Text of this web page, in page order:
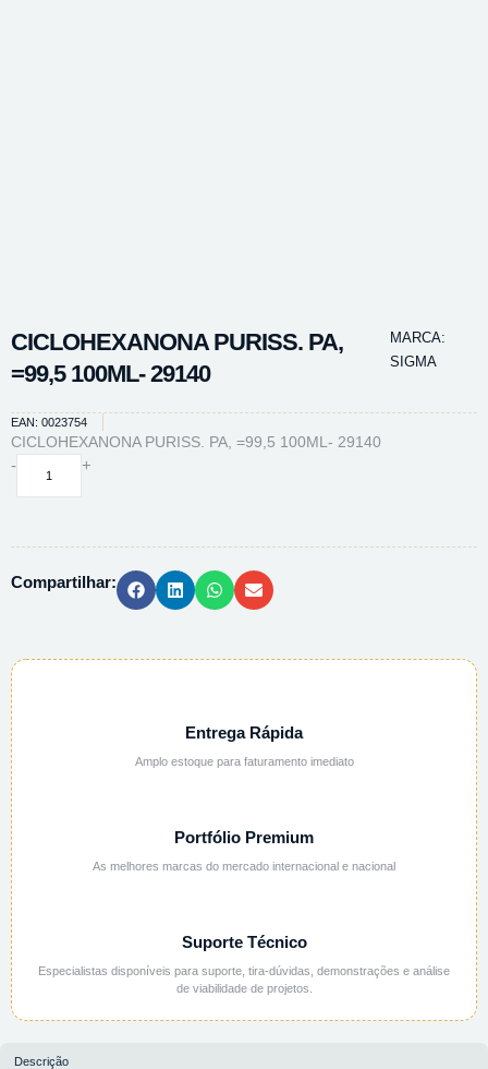
CICLOHEXANONA PURISS. PA,
=99,5 100ML- 29140
MARCA:
SIGMA
EAN: 0023754
CICLOHEXANONA PURISS. PA, =99,5 100ML- 29140
-
CICLOHEXANONA
29140
+
Compartilhar:
Entrega Rápida
Amplo estoque para faturamento imediato
Portfólio Premium
As melhores marcas do mercado internacional e nacional
Suporte Técnico
Especialistas disponíveis para suporte, tira-dúvidas, demonstrações e análise
de viabilidade de projetos.
Descrição